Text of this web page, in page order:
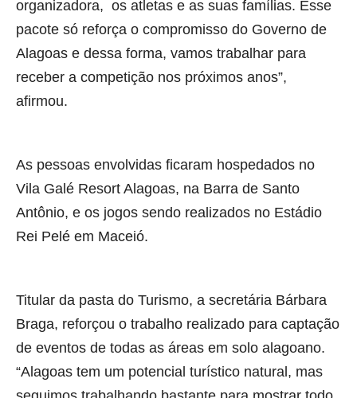
organizadora, os atletas e as suas famílias. Esse
pacote só reforça o compromisso do Governo de
Alagoas e dessa forma, vamos trabalhar para
receber a competição nos próximos anos”,
afirmou.
As pessoas envolvidas ficaram hospedados no
Vila Galé Resort Alagoas, na Barra de Santo
Antônio, e os jogos sendo realizados no Estádio
Rei Pelé em Maceió.
Titular da pasta do Turismo, a secretária Bárbara
Braga, reforçou o trabalho realizado para captação
de eventos de todas as áreas em solo alagoano.
“Alagoas tem um potencial turístico natural, mas